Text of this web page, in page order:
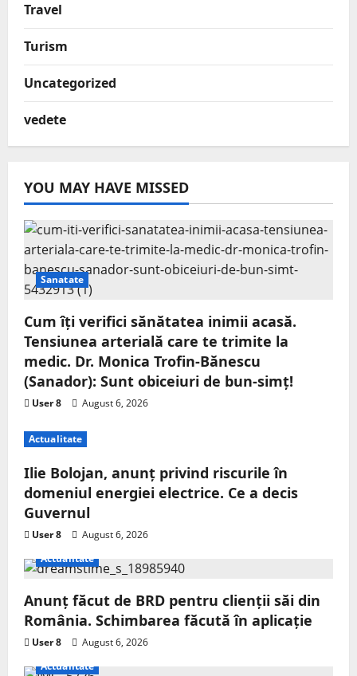
Travel
Turism
Uncategorized
vedete
YOU MAY HAVE MISSED
Sanatate
Cum îți verifici sănătatea inimii acasă.
Tensiunea arterială care te trimite la
medic. Dr. Monica Trofin-Bănescu
(Sanador): Sunt obiceiuri de bun-simț!
User 8 August 6, 2026
Actualitate
Ilie Bolojan, anunț privind riscurile în
domeniul energiei electrice. Ce a decis
Guvernul
User 8
August 6, 2026
Actualitate
Anunț făcut de BRD pentru clienții săi din
România. Schimbarea făcută în aplicație
User 8
August 6, 2026
Actualitate